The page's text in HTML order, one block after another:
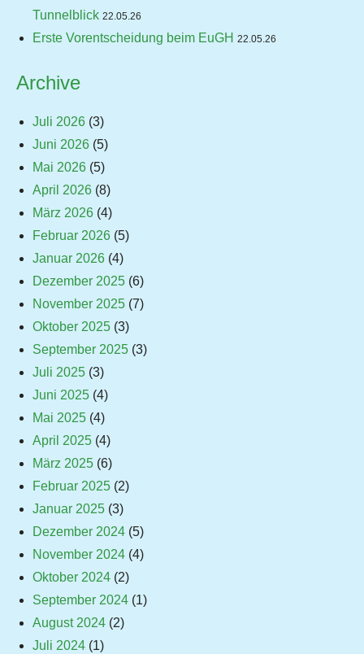
Tunnelblick 22.05.26
Erste Vorentscheidung beim EuGH 22.05.26
Archive
Juli 2026 (3)
Juni 2026 (5)
Mai 2026 (5)
April 2026 (8)
März 2026 (4)
Februar 2026 (5)
Januar 2026 (4)
Dezember 2025 (6)
November 2025 (7)
Oktober 2025 (3)
September 2025 (3)
Juli 2025 (3)
Juni 2025 (4)
Mai 2025 (4)
April 2025 (4)
März 2025 (6)
Februar 2025 (2)
Januar 2025 (3)
Dezember 2024 (5)
November 2024 (4)
Oktober 2024 (2)
September 2024 (1)
August 2024 (2)
Juli 2024 (1)